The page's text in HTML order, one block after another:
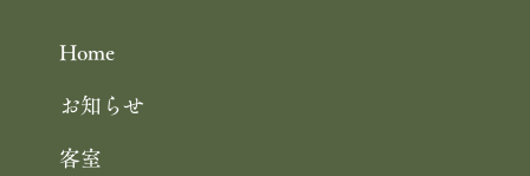
Home
お知らせ
客室